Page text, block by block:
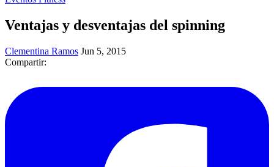
Ventajas y desventajas del spinning
Clementina Ramos Jun 5, 2015
Compartir: